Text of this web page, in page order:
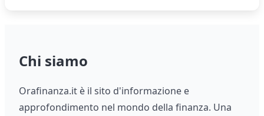
Chi siamo
Orafinanza.it è il sito d'informazione e
approfondimento nel mondo della finanza. Una